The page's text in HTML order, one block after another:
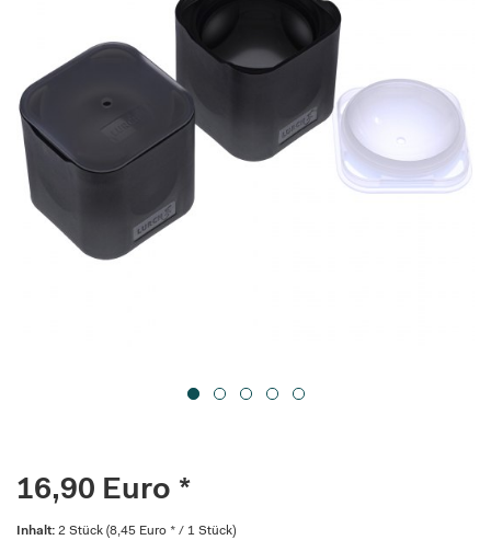
16,90 Euro *
Inhalt: 2 Stück (8,45 Euro * / 1 Stück)